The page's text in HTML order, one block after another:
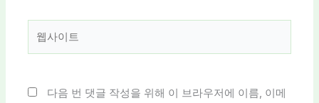
*
다음 번 댓글 작성을 위해 이 브라우저에 이름, 이메